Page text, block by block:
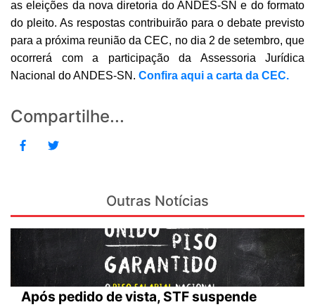
as eleições da nova diretoria do ANDES-SN e do formato
do pleito. As respostas contribuirão para o debate previsto
para a próxima reunião da CEC, no dia 2 de setembro, que
ocorrerá com a participação da Assessoria Jurídica
Nacional do ANDES-SN. Confira aqui a carta da CEC.
Compartilhe...
Outras Notícias
Após pedido de vista, STF suspende